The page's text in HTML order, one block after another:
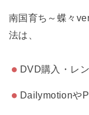
南国育ち～蝶々
法は、
DVD購入・レ
Dailymotionや